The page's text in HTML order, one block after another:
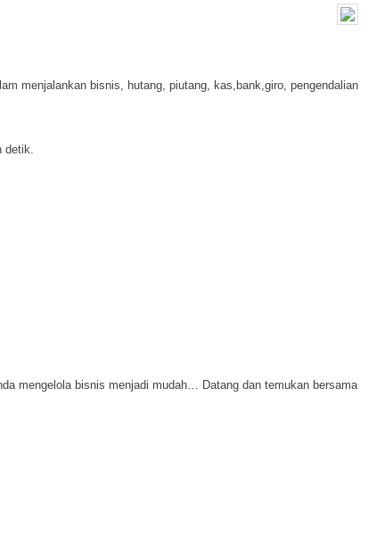
menjalankan bisnis, hutang, piutang, kas,bank,giro, pengendalian
detik.
mengelola bisnis menjadi mudah… Datang dan temukan bersama